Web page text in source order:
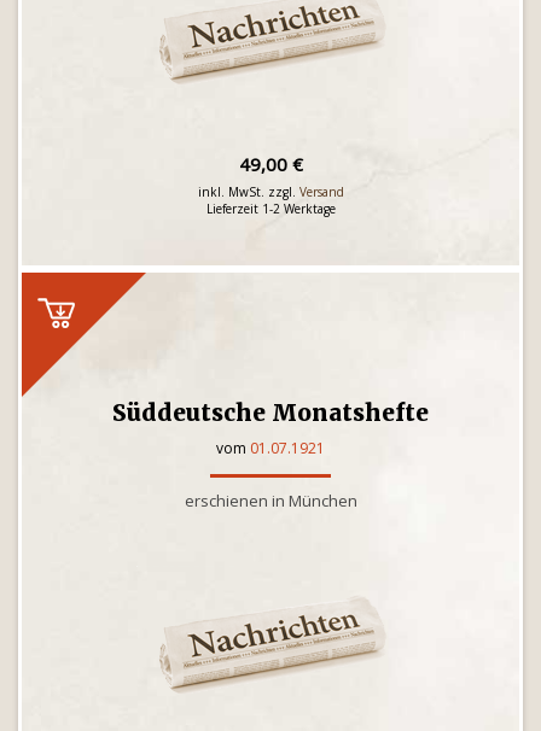
49,00 €
inkl. MwSt. zzgl. Versand
Lieferzeit 1-2 Werktage
Süddeutsche Monatshefte
vom 01.07.1921
erschienen in München